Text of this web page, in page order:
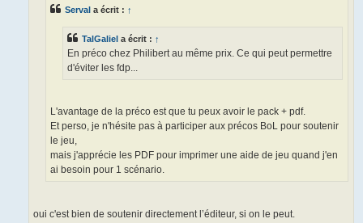
Serval a écrit : ↑
TalGaliel a écrit : ↑
En préco chez Philibert au même prix. Ce qui peut permettre
d'éviter les fdp...
L'avantage de la préco est que tu peux avoir le pack + pdf.
Et perso, je n'hésite pas à participer aux précos BoL pour soutenir
le jeu,
mais j'apprécie les PDF pour imprimer une aide de jeu quand j'en
ai besoin pour 1 scénario.
oui c'est bien de soutenir directement l’éditeur, si on le peut.